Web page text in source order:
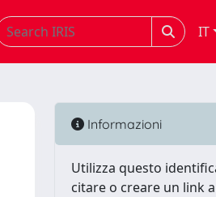
IT
Informazioni
Utilizza questo
citare o creare un link